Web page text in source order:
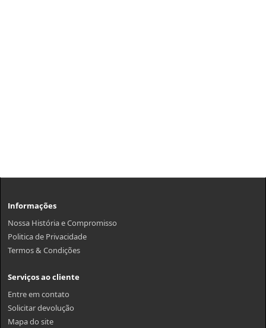
Informações
Nossa História e Compromisso
Politica de Privacidade
Termos & Condições
Serviços ao cliente
Entre em contato
Solicitar devolução
Mapa do site